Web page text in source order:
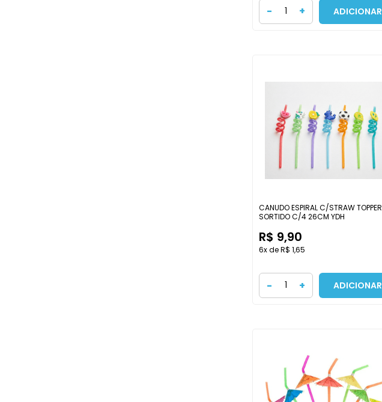
- + ADICIONAR
CANUDO ESPIRAL C/STRAW TOPPER
SORTIDO C/4 26CM YDH
R$ 9,90
6x de R$ 1,65
- + ADICIONAR